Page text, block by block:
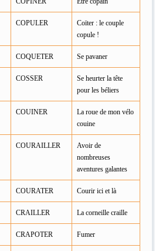
COPULER
Coïter : le couple
copule !
COQUETER Se pavaner
COSSER
Se heurter la tête
pour les béliers
COUINER
La roue de mon vélo
couine
COURAILLER
Avoir de
nombreuses
aventures galantes
COURATER Courir ici et là
CRAILLER La corneille craille
CRAPOTER Fumer